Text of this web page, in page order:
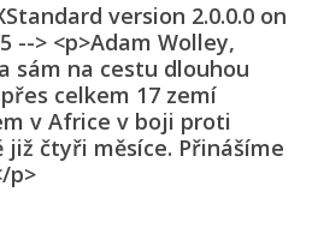
version 2.0.0.0 on
--> <p>Adam Wolley,
sám na cestu dlouhou
celkem 17 zemí
v Africe v boji proti
čtyři měsíce. Přinášíme
p>